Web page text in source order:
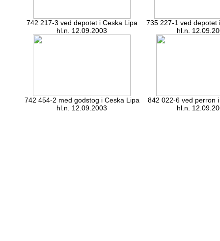
742 217-3 ved depotet i Ceska Lipa
hl.n. 12.09.2003
735 227-1 ved depotet
hl.n.
742 454-2 med godstog i Ceska Lipa
hl.n. 12.09.2003
842 022-6 ved perron
hl.n.